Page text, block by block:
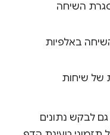
השיחה
באלפיות
של שיחות
גם לבקש נתונים